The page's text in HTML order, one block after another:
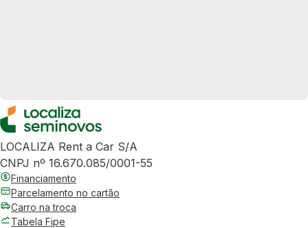
LOCALIZA Rent a Car S/A
CNPJ nº 16.670.085/0001-55
Financiamento
Parcelamento no cartão
Carro na troca
Tabela Fipe